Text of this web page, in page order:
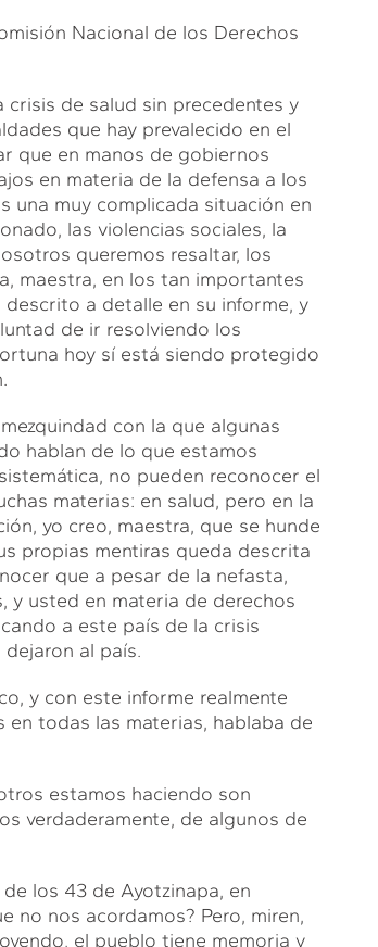
Nacional de los Derechos
de salud sin precedentes y
que hay prevalecido en el
que en manos de gobiernos
en materia de la defensa a los
una muy complicada situación en
las violencias sociales, la
queremos resaltar, los
maestra, en los tan importantes
a detalle en su informe, y
de ir resolviendo los
hoy sí está siendo protegido
con la que algunas
hablan de lo que estamos
no pueden reconocer el
materias: en salud, pero en la
yo creo, maestra, que se hunde
propias mentiras queda descrita
que a pesar de la nefasta,
y usted en materia de derechos
a este país de la crisis
al país.
y con este informe realmente
todas las materias, hablaba de
estamos haciendo son
verdaderamente, de algunos de
los 43 de Ayotzinapa, en
no nos acordamos? Pero, miren,
el pueblo tiene memoria y